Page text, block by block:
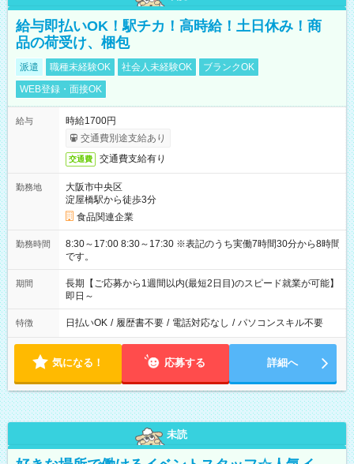
給与即払いOK！駅チカ！高時給！土日休み！商
品の荷受け、梱包
派遣 職種未経験OK 社会人未経験OK
ブランクOK
WEB登録・面接OK
給与
時給1700円
交通費別途支給あり
交通費 交通費支給有り
勤務地
大阪市中央区
淀屋橋駅から徒歩3分
食品関連企業
勤務時間
8:30～17:00 8:30～17:30 ※表記のうち実働7時間30分から8時間
です。
期間
長期【ご応募から1週間以内(最短2日目)のスピード就業が可能】
即日～
特徴 日払いOK / 履歴書不要 / 電話対応なし / パソコンスキル不要
気になる！ 応募する 詳細へ
未読